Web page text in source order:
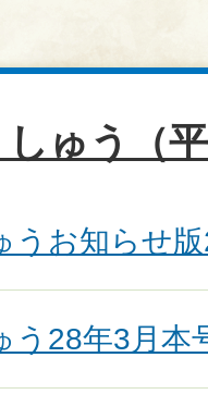
ゅう（
うお知らせ
う28年3月本